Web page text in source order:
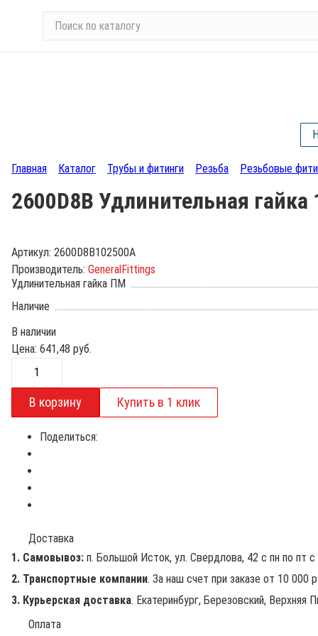
и
т
л
у
Главная Каталог Трубы и фитинги Резьба Резьбовые
2600D8B Удлинительная
Артикул: 2600D8B102500A
Производитель: GeneralFittings
Удлинительная гайка ПМ
Наличие
В наличии
Цена: 641,48 руб.
Поделиться:
Доставка
1. Самовывоз: п. Большой Исток, ул. Свердлова, 42 с пн по пт
2. Транспортные компании. За наш счет при заказе от 10 000
3. Курьерская доставка. Екатеринбург, Березовский, Верхняя
Оплата